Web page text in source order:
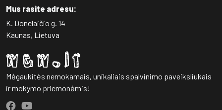
Mus rasite adresu:
K. Donelaičio g. 14
Kaunas, Lietuva
Mėgaukitės nemokamais, unikaliais spalvinimo paveiksliukais
ir mokymo priemonėmis!